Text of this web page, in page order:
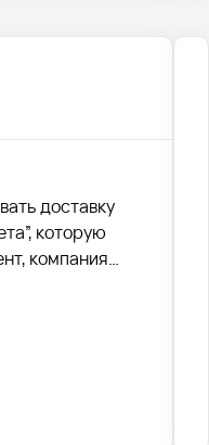
доставку
которую
компания
из разных